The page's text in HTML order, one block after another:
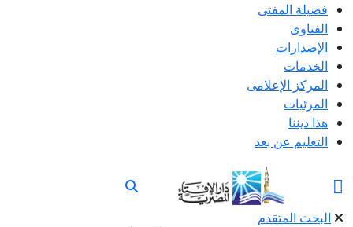
فضيلة المفتى
الفتاوى
الإصدارات
الخدمات
المركز الإعلامى
المرئيات
هذا ديننا
التعليم عن بعد
البحث المتقدم